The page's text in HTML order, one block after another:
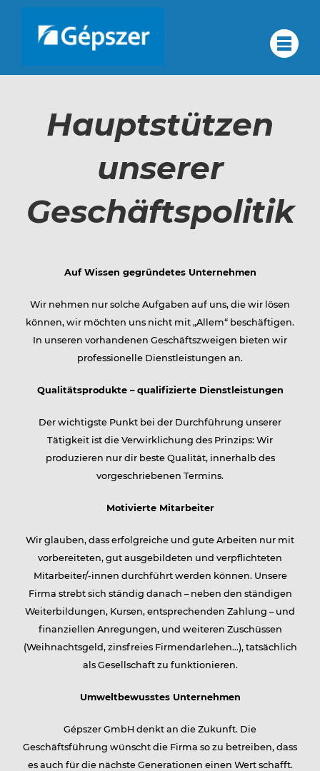
content
#
Qualitätsmanagement
Dienstleistungen
Kontakt
Über
Qualitätsmanagement
Konzern
Partner
Kontakt
Karriere
Hauptstützen
unserer
Geschäftspolitik
Auf Wissen gegründetes Unternehmen
Wir nehmen nur solche Aufgaben auf uns, die wir lösen
können, wir möchten uns nicht mit „Allem“ beschäftigen.
In unseren vorhandenen Geschäftszweigen bieten wir
professionelle Dienstleistungen an.
Qualitätsprodukte – qualifizierte Dienstleistungen
Der wichtigste Punkt bei der Durchführung unserer
Tätigkeit ist die Verwirklichung des Prinzips: Wir
produzieren nur dir beste Qualität, innerhalb des
vorgeschriebenen Termins.
Motivierte Mitarbeiter
Wir glauben, dass erfolgreiche und gute Arbeiten nur mit
vorbereiteten, gut ausgebildeten und verpflichteten
Mitarbeiter/-innen durchführt werden können. Unsere
Firma strebt sich ständig danach – neben den ständigen
Weiterbildungen, Kursen, entsprechenden Zahlung – und
finanziellen Anregungen, und weiteren Zuschüssen
(Weihnachtsgeld, zinsfreies Firmendarlehen…), tatsächlich
als Gesellschaft zu funktionieren.
Umweltbewusstes Unternehmen
Gépszer GmbH denkt an die Zukunft. Die
Geschäftsführung wünscht die Firma so zu betreiben, dass
es auch für die nächste Generationen einen Wert schafft.